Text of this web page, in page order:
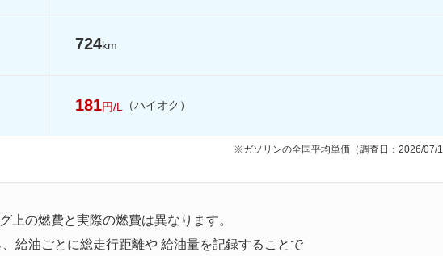
724km
181円/L （ハイオク）
※ガソリンの全国平均単価（調査日：2026/07/
上の燃費と実際の燃費は異なります。
、給油ごとに総走行距離や給油量を記録することで